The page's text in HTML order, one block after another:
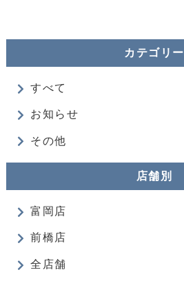
カテゴリー
すべて
お知らせ
その他
店舗別
富岡店
前橋店
全店舗